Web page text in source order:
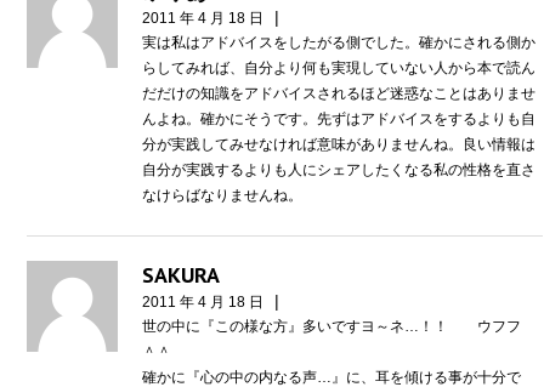
2011 年 4 月 18 日 |
実は私はアドバイスをしたがる側でした。確かにされる側か
らしてみれば、自分より何も実現していない人から本で読ん
だだけの知識をアドバイスされるほど迷惑なことはありませ
んよね。確かにそうです。先ずはアドバイスをするよりも自
分が実践してみせなければ意味がありませんね。良い情報は
自分が実践するよりも人にシェアしたくなる私の性格を直さ
なけらばなりませんね。
SAKURA
2011 年 4 月 18 日 |
世の中に『この様な方』多いですヨ～ネ…！！ ウフフ
＾＾
確かに『心の中の内なる声…』に、耳を傾ける事が十分で